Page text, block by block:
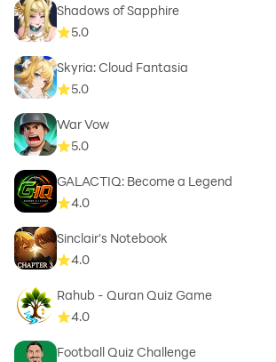
Shadows of Sapphire
5.0
Skyria: Cloud Fantasia
5.0
War Vow
5.0
GALACTIQ: Become a Legend
4.0
Sinclair's Notebook
4.0
Rahub - Quran Quiz Game
4.0
Football Quiz Challenge